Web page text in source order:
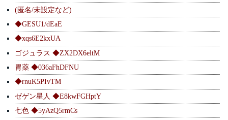
(匿名/未設定など)
◆GESU1/dEaE
◆xqs6E2kxUA
ゴジュラス ◆ZX2DX6eltM
胃薬 ◆036aFhDFNU
◆rnuK5PIvTM
ゼゲン星人 ◆E8kwFGHptY
七色 ◆5yAzQ5rmCs